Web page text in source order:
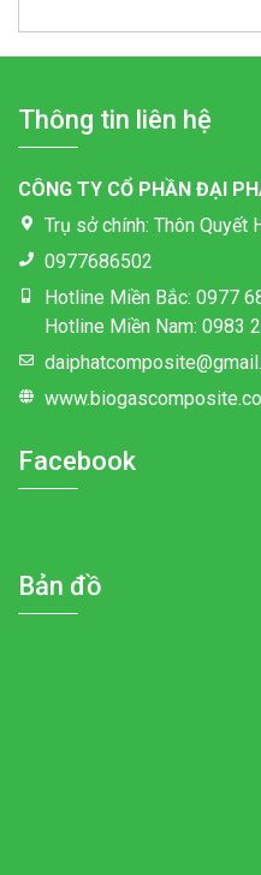
Thông tin liên hệ
CÔNG TY CỔ PHẦN ĐẠI
Trụ sở chính: Thôn Quyết
0977686502
Hotline Miền Bắc: 0977
Hotline Miền Nam: 0983
Facebook
Bản đồ